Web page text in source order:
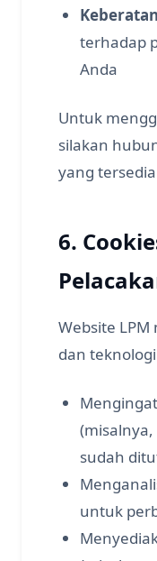
terhadap
Anda
Untuk
silakan
yang
6.
Website
dan
sudah
untuk